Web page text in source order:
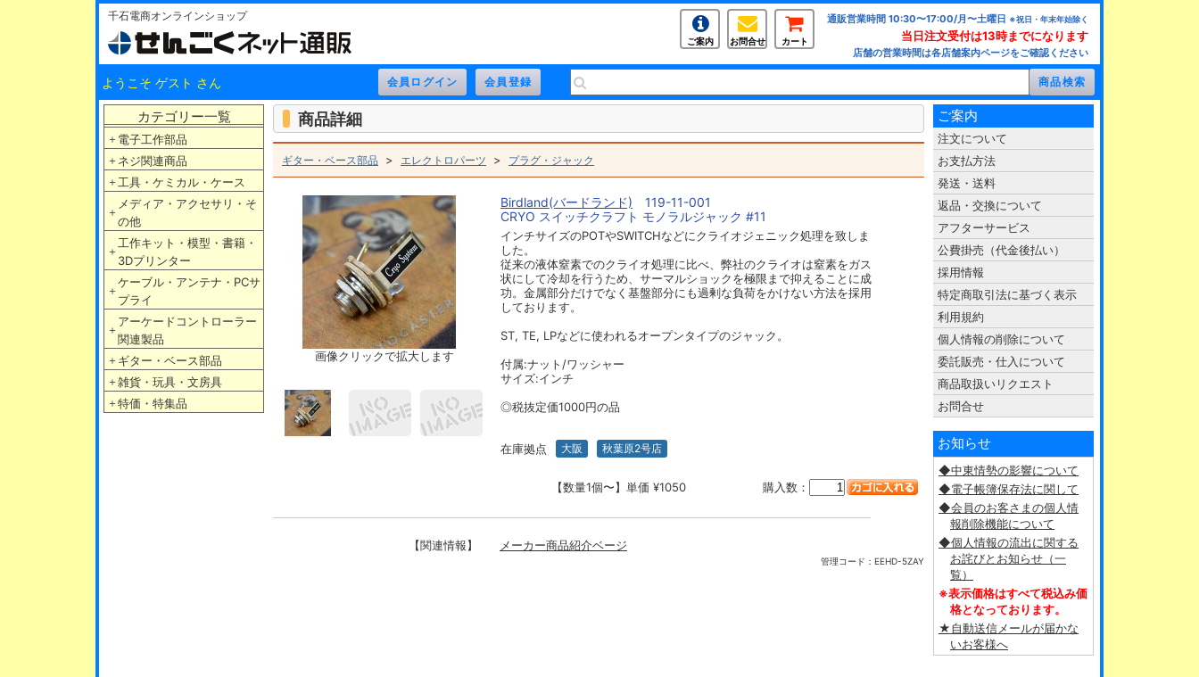
千石電商オンラインショップ
ご案内 お問合せ カート
通販営業時間 10:30〜17:00/月〜土曜日 ※祝日・年末年始除く
当日注文受付は13時までになります
店舗の営業時間は各店舗案内ページをご確認ください
ようこそ ゲスト さん
カテゴリー一覧
＋ 電子工作部品
＋ ネジ関連商品
＋ 工具・ケミカル・ケース
＋
メディア・アクセサリ・そ
の他
＋
工作キット・模型・書籍・
3Dプリンター
＋
ケーブル・アンテナ・PCサ
プライ
＋
アーケードコントローラー
関連製品
＋ ギター・ベース部品
＋ 雑貨・玩具・文房具
＋ 特価・特集品
商品詳細
ギター・ベース部品 > エレクトロパーツ > プラグ・ジャック
画像クリックで拡大します
Birdland(バードランド) 119-11-001
CRYO スイッチクラフト モノラルジャック #11
インチサイズのPOTやSWITCHなどにクライオジェニック処理を致しま
した。
従来の液体窒素でのクライオ処理に比べ、弊社のクライオは窒素をガス
状にして冷却を行うため、サーマルショックを極限まで抑えることに成
功。金属部分だけでなく基盤部分にも過剰な負荷をかけない方法を採用
しております。
ST, TE, LPなどに使われるオープンタイプのジャック。
付属:ナット/ワッシャー
サイズ:インチ
◎税抜定価1000円の品
在庫拠点 大阪 秋葉原2号店
【数量1個〜】単価 ¥1050 購入数：
【関連情報】 メーカー商品紹介ベージ
管理コード： EEHD-5ZAY
ご案内
注文について
お支払方法
発送・送料
返品・交換について
アフターサービス
公費掛売（代金後払い）
採用情報
特定商取引法に基づく表示
利用規約
個人情報の削除について
委託販売・仕入について
商品取扱いリクエスト
お問合せ
お知らせ
◆中東情勢の影響について
◆電子帳簿保存法に関して
◆会員のお客さまの個人情
報削除機能について
◆個人情報の流出に関する
お詫びとお知らせ（一
覧）
※表示価格はすべて税込み価
格となっております。
★自動送信メールが届かな
いお客様へ